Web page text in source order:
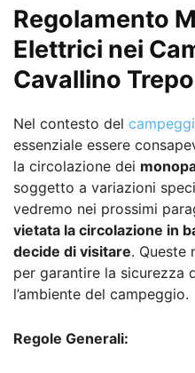
Regolamento
Elettrici nei
Cavallino
Nel contesto del
essenziale essere
la circolazione dei
soggetto a variazioni
vedremo nei prossimi
vietata la circolazione in
decide di visitare. Queste
per garantire la sicurezza
l’ambiente del campeggio.
Regole Generali: